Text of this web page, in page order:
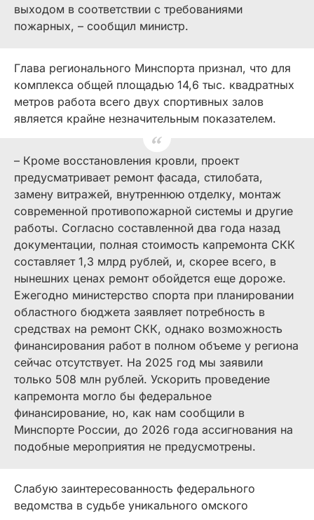
выходом в соответствии с требованиями
пожарных, – сообщил министр.
Глава регионального Минспорта признал, что для
комплекса общей площадью 14,6 тыс. квадратных
метров работа всего двух спортивных залов
является крайне незначительным показателем.
– Кроме восстановления кровли, проект
предусматривает ремонт фасада, стилобата,
замену витражей, внутреннюю отделку, монтаж
современной противопожарной системы и другие
работы. Согласно составленной два года назад
документации, полная стоимость капремонта СКК
составляет 1,3 млрд рублей, и, скорее всего, в
нынешних ценах ремонт обойдется еще дороже.
Ежегодно министерство спорта при планировании
областного бюджета заявляет потребность в
средствах на ремонт CКК, однако возможность
финансирования работ в полном объеме у региона
сейчас отсутствует. На 2025 год мы заявили
только 508 млн рублей. Ускорить проведение
капремонта могло бы федеральное
финансирование, но, как нам сообщили в
Минспорте России, до 2026 года ассигнования на
подобные мероприятия не предусмотрены.
Слабую заинтересованность федерального
ведомства в судьбе уникального омского